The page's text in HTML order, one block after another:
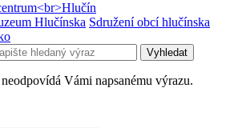
Hlučínska Sdružení obcí hlučínska
Vyhledat
Vámi napsanému výrazu.